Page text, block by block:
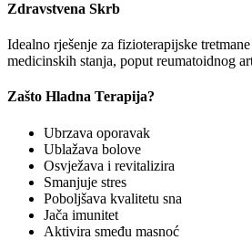
Zdravstvena Skrb
Idealno rješenje za fizioterapijske
medicinskih stanja, poput reumatoidnog
Zašto Hladna Terapija?
Ubrzava oporavak
Ublažava bolove
Osvježava i revitalizira
Smanjuje stres
Poboljšava kvalitetu sna
Jača imunitet
Aktivira smeđu masnoć